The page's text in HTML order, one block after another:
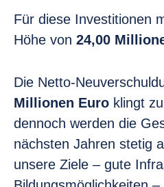
Für diese Investitionen
Höhe von 24,00
Die Netto-
Millionen Euro klingt
dennoch werden die
nächsten Jahren stetig
unsere Ziele – gute